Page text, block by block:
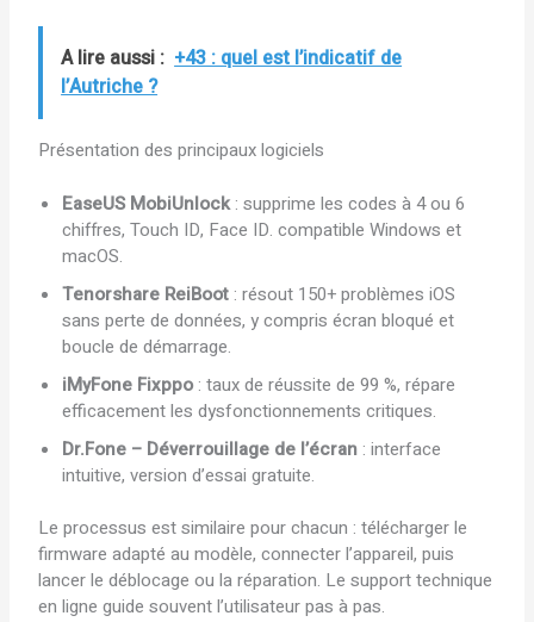
A lire aussi : +43 : quel est l’indicatif de
l’Autriche ?
Présentation des principaux logiciels
EaseUS MobiUnlock: supprime les codes à 4 ou 6
chiffres, Touch ID, Face ID. compatible Windows et
macOS.
Tenorshare ReiBoot : résout 150+ problèmes iOS
sans perte de données, y compris écran bloqué et
boucle de démarrage.
iMyFone Fixppo: taux de réussite de 99 %, répare
efficacement les dysfonctionnements critiques.
Dr.Fone – Déverrouillage de l’écran : interface
intuitive, version d’essai gratuite.
Le processus est similaire pour chacun : télécharger le
firmware adapté au modèle, connecter l’appareil, puis
lancer le déblocage ou la réparation. Le support technique
en ligne guide souvent l’utilisateur pas à pas.